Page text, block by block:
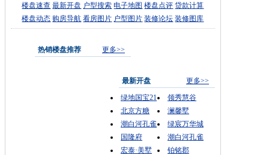
楼盘速查 最新开盘 户型搜索 电子地图 楼盘点评 贷款计算
楼盘动态 购房导航 看房图片 户型图片 装修论坛 装修图库
热销楼盘推荐 更多>>
最新开盘
更多>>
绿地国宝21
领秀慧谷
北京方糖
澜馨墅
潮白河孔雀
绿宸万华城
国隆府
潮白河孔雀
宏泰·美墅
铂铭郡